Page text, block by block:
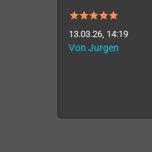
13.03.26, 14:19
Von Jurgen